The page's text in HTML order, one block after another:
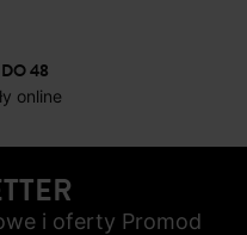
48
online
i oferty Promod